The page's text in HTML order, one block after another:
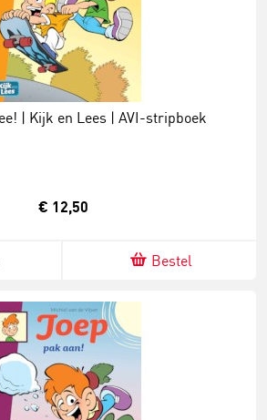
| Kijk en Lees | AVI-stripboek
€ 12,50
Bestel